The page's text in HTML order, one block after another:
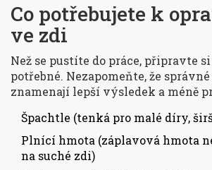
Co potřebujete k
ve zdi
Než se pustíte do práce, připravte
potřebné. Nezapomeňte, že
znamenají lepší výsledek a méně
Špachtle (tenká pro malé díry,
Plnící hmota (záplavová hmota
na suché zdi)